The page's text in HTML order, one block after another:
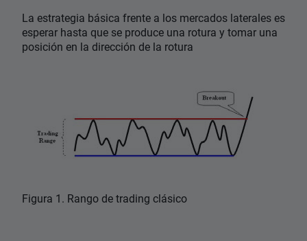
La estrategia básica frente a los mercados laterales es
esperar hasta que se produce una rotura y tomar una
posición en la dirección de la rotura
Figura 1. Rango de trading clásico